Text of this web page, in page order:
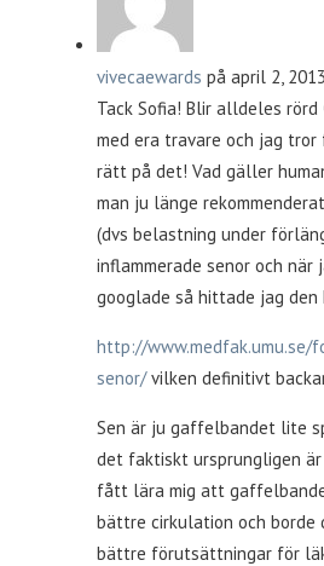
vivecaewards på april 2,
Tack Sofia! Blir alldeles
med era travare och jag
rätt på det! Vad gäller
man ju länge
(dvs belastning under
inflammerade senor och när
googlade så hittade jag den
http://www.medfak.umu.se/
senor/vilken definitivt
Sen är ju gaffelbandet lite
det faktiskt ursprungligen är
fått lära mig att
bättre cirkulation och borde
bättre förutsättningar för